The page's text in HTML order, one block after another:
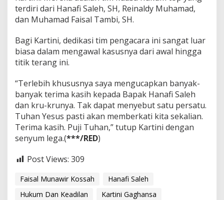
S
a
a
terdiri dari Hanafi Saleh, SH, Reinaldy Muhamad,
dan Muhamad Faisal Tambi, SH.
Bagi Kartini, dedikasi tim pengacara ini sangat luar
biasa dalam mengawal kasusnya dari awal hingga
titik terang ini.
“Terlebih khususnya saya mengucapkan banyak-
banyak terima kasih kepada Bapak Hanafi Saleh
dan kru-krunya. Tak dapat menyebut satu persatu.
Tuhan Yesus pasti akan memberkati kita sekalian.
Terima kasih. Puji Tuhan,” tutup Kartini dengan
senyum lega.(***/RED)
Post Views: 309
Faisal Munawir Kossah
Hanafi Saleh
Hukum Dan Keadilan
Kartini Gaghansa